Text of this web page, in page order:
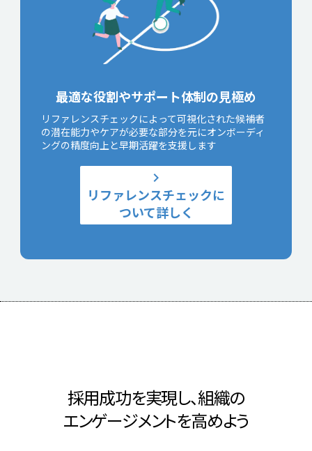
最適な役割やサポート体制の見極め
リファレンスチェックによって可視化された候補者
の潜在能力やケアが必要な部分を元にオンボーディ
ングの精度向上と早期活躍を支援します
keyboard_arrow_right
リファレンスチェックに
ついて詳しく
採用成功を実現し、組織の
エンゲージメントを高めよう